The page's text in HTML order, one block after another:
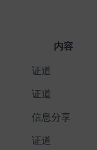
内容
证道
证道
信息分享
证道